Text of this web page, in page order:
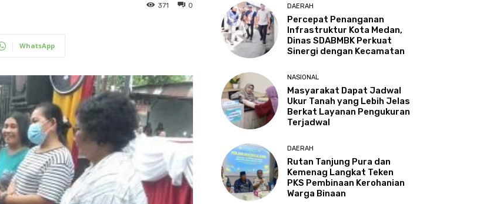
0
371
WhatsApp
DAERAH
Percepat Penanganan
Infrastruktur Kota Medan,
Dinas SDABMBK Perkuat
Sinergi dengan Kecamatan
NASIONAL
Masyarakat Dapat Jadwal
Ukur Tanah yang Lebih Jelas
Berkat Layanan Pengukuran
Terjadwal
DAERAH
Rutan Tanjung Pura dan
Kemenag Langkat Teken
PKS Pembinaan Kerohanian
Warga Binaan